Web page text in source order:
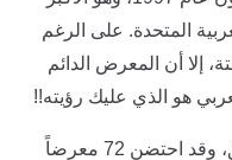
المتحدة. على الرغم
إلا أن المعرض الدائم
هو الذي عليك رؤيته!!
يتكون المتحف من ثلاثة طوابق، وقد احتضن 72 معرضاً